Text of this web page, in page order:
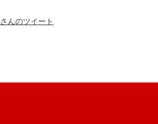
んのツイート